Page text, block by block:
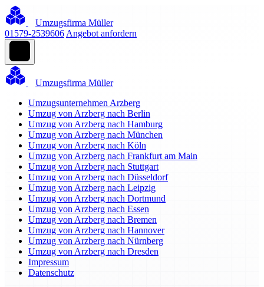
Umzugsfirma Müller
01579-2539606 Angebot anfordern
Umzugsfirma Müller
Umzugsunternehmen Arzberg
Umzug von Arzberg nach Berlin
Umzug von Arzberg nach Hamburg
Umzug von Arzberg nach München
Umzug von Arzberg nach Köln
Umzug von Arzberg nach Frankfurt am Main
Umzug von Arzberg nach Stuttgart
Umzug von Arzberg nach Düsseldorf
Umzug von Arzberg nach Leipzig
Umzug von Arzberg nach Dortmund
Umzug von Arzberg nach Essen
Umzug von Arzberg nach Bremen
Umzug von Arzberg nach Hannover
Umzug von Arzberg nach Nürnberg
Umzug von Arzberg nach Dresden
Impressum
Datenschutz